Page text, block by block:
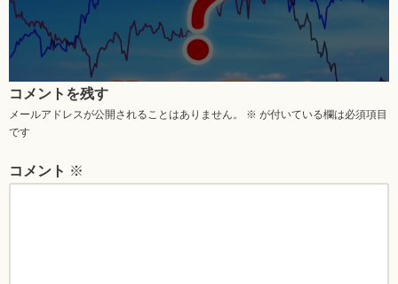
コメントを残す
メールアドレスが公開されることはありません。 ※ が付いている欄は必須項目
です
コメント ※